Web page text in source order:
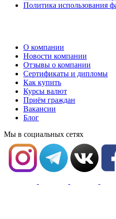
Политика использования
О компании
Новости компании
Отзывы о компании
Сертификаты и дипломы
Как купить
Курсы валют
Приём граждан
Вакансии
Блог
Мы в социальных сетях